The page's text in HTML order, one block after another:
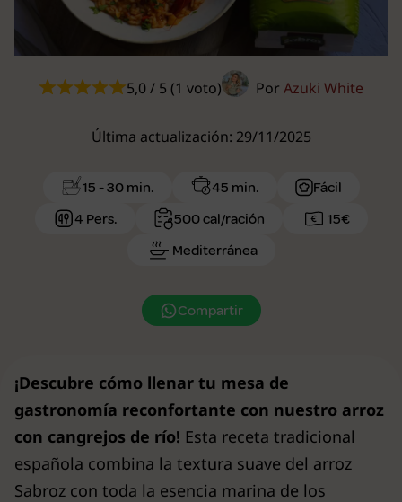
5,0 / 5 (1 voto) Por Azuki White
Última actualización: 29/11/2025
15 - 30 min. 45 min.
Fácil
4 Pers.
500 cal/ración
15€
Mediterránea
Compartir
¡Descubre cómo llenar tu mesa de
gastronomía reconfortante con nuestro arroz
con cangrejos de río! Esta receta tradicional
española combina la textura suave del arroz
Sabroz con toda la esencia marina de los